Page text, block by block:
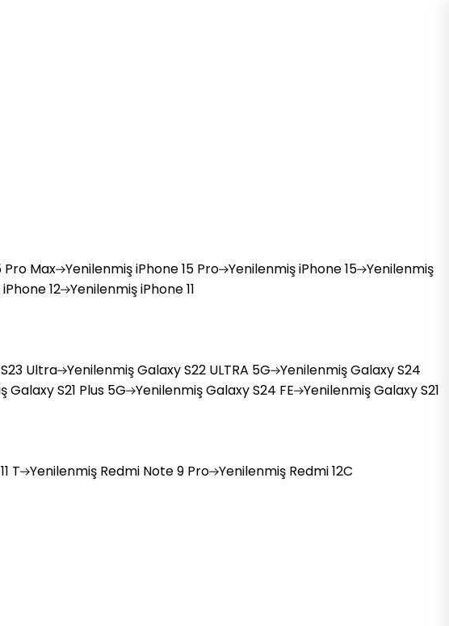
Pro Max YenilenmişiPhone 15 Pro YenilenmişiPhone 15 Yenilenmiş
iPhone 12 YenilenmişiPhone 11
Ultra YenilenmişGalaxy S22 ULTRA 5G YenilenmişGalaxy S24
Galaxy S21 Plus 5G YenilenmişGalaxy S24 FE YenilenmişGalaxy S21
11 T Yenilenmiş Redmi Note 9 Pro Yenilenmiş Redmi 12C